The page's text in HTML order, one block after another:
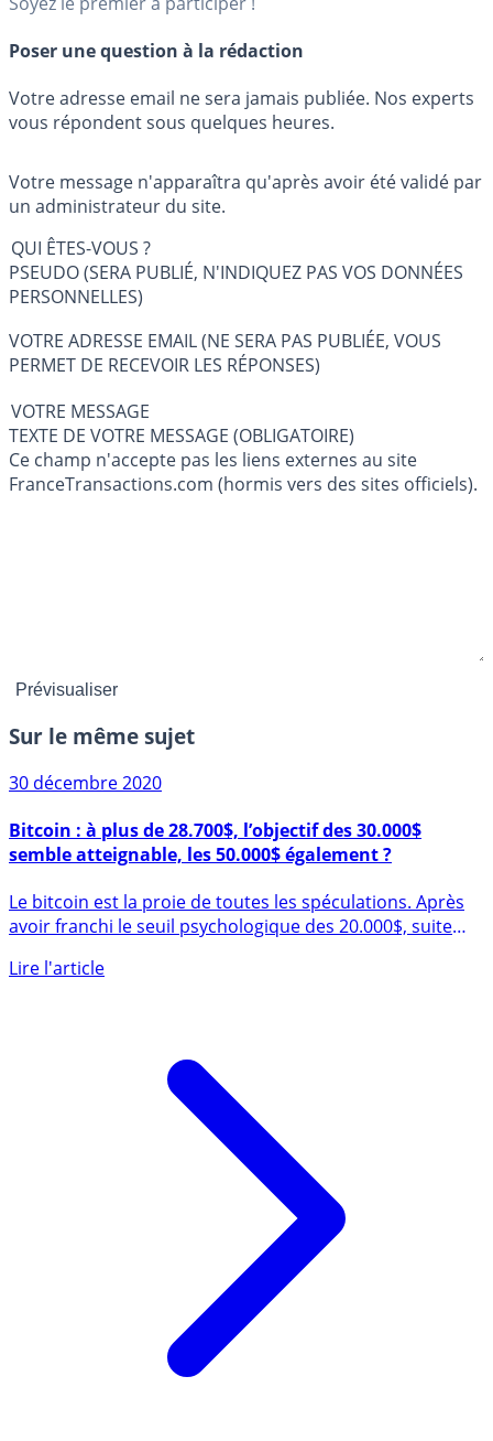
Poser une question à la rédaction
Votre adresse email ne sera jamais publiée. Nos experts
vous répondent sous quelques heures.
Votre message n'apparaîtra qu'après avoir été validé par
un administrateur du site.
QUI ÊTES-VOUS ?
PSEUDO (SERA PUBLIÉ, N'INDIQUEZ PAS VOS DONNÉES
PERSONNELLES)
VOTRE ADRESSE EMAIL (NE SERA PAS PUBLIÉE, VOUS
PERMET DE RECEVOIR LES RÉPONSES)
VOTRE MESSAGE
TEXTE DE VOTRE MESSAGE (OBLIGATOIRE)
Ce champ n'accepte pas les liens externes au site
FranceTransactions.com (hormis vers des sites officiels).
Sur le même sujet
30 décembre 2020
Bitcoin : à plus de 28.700$, l’objectif des 30.000$
semble atteignable, les 50.000$ également ?
Le bitcoin est la proie de toutes les spéculations. Après
avoir franchi le seuil psychologique des 20.000$, suite
à (...)
Lire l'article